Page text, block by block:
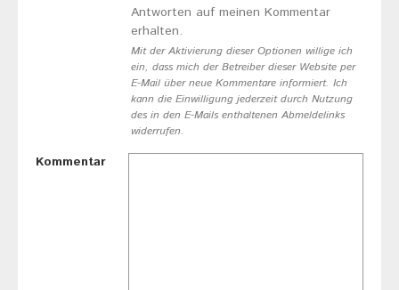
Antworten auf meinen Kommentar
erhalten.
Mit der Aktivierung dieser Optionen willige ich
ein, dass mich der Betreiber dieser Website per
E-Mail über neue Kommentare informiert. Ich
kann die Einwilligung jederzeit durch Nutzung
des in den E-Mails enthaltenen Abmeldelinks
widerrufen.
Kommentar